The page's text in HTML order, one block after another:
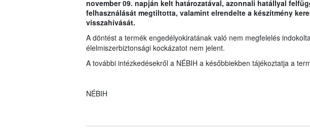
november 09. napján kelt határozatával, azonnali hatállyal
felhasználását megtiltotta, valamint elrendelte a készítmény
visszahívását.
A döntést a termék engedélyokiratának való nem megfelelés
élelmiszerbiztonsági kockázatot nem jelent.
A további intézkedésekről a NÉBIH a későbbiekben tájékoztatja a
NÉBIH